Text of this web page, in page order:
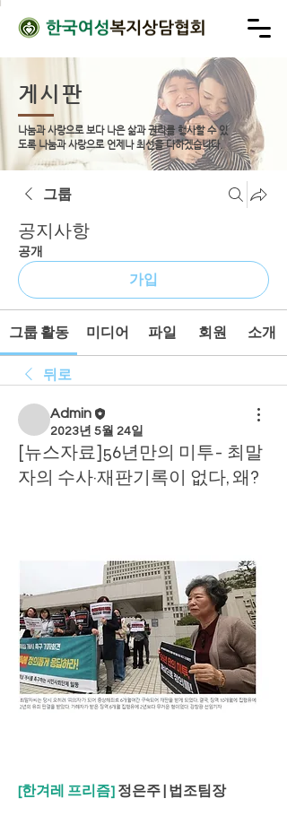
게시판
나눔과 사랑으로 보다 나은 삶과 권리를 행사할 수 있
도록 나눔과 사랑으로 언제나 최선을 다하겠습니다.
그룹
공지사항
공개
가입
그룹 활동 미디어 파일 회원 소개
뒤로
Admin
2023년 5월 24일
[뉴스자료]56년만의 미투- 최말
자의 수사·재판기록이 없다, 왜?
[한겨레 프리즘] 정은주 | 법조팀장